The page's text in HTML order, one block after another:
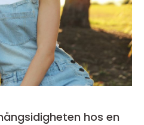
hos en